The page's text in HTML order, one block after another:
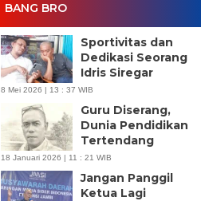
BANG BRO
Sportivitas dan
Dedikasi Seorang
Idris Siregar
8 Mei 2026 | 13 : 37 WIB
Guru Diserang,
Dunia Pendidikan
Tertendang
18 Januari 2026 | 11 : 21 WIB
Jangan Panggil
Ketua Lagi